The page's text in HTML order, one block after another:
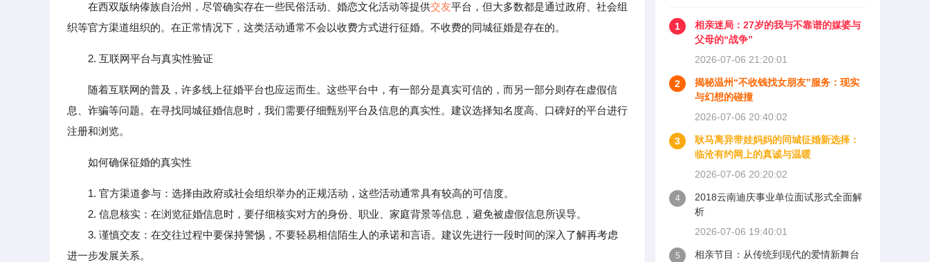
在西双版纳傣族自治州，尽管确实存在一些民俗活动、婚恋文化活动等提供交友平台，但大多数都是通过政府、社会组
织等官方渠道组织的。在正常情况下，这类活动通常不会以收费方式进行征婚。不收费的同城征婚是存在的。
2. 互联网平台与真实性验证
随着互联网的普及，许多线上征婚平台也应运而生。这些平台中，有一部分是真实可信的，而另一部分则存在虚假信
息、诈骗等问题。在寻找同城征婚信息时，我们需要仔细甄别平台及信息的真实性。建议选择知名度高、口碑好的平台进行
注册和浏览。
如何确保征婚的真实性
1. 官方渠道参与：选择由政府或社会组织举办的正规活动，这些活动通常具有较高的可信度。
2. 信息核实：在浏览征婚信息时，要仔细核实对方的身份、职业、家庭背景等信息，避免被虚假信息所误导。
3. 谨慎交友：在交往过程中要保持警惕，不要轻易相信陌生人的承诺和言语。建议先进行一段时间的深入了解再考虑
进一步发展关系。
1
相亲迷局：27岁的我与不靠谱的媒婆与
父母的“战争”
2026-07-06 21:20:01
2
揭秘温州“不收钱找女朋友”服务：现实
与幻想的碰撞
2026-07-06 20:40:02
3
耿马离异带娃妈妈的同城征婚新选择：
临沧有约网上的真诚与温暖
2026-07-06 20:20:02
4
2018云南迪庆事业单位面试形式全面解
析
2026-07-06 19:40:01
5
相亲节目：从传统到现代的爱情新舞台